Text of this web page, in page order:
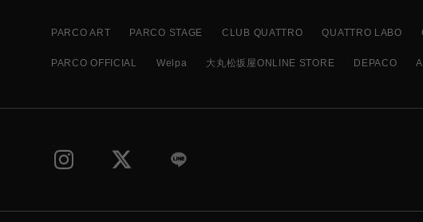
PARCO ART PARCO STAGE CLUB QUATTRO QUATTRO LABO
PARCO OFFICIAL Welpa 大丸松坂屋ONLINE STORE DEPACO